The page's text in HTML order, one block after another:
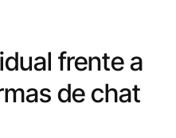
frente a
de chat